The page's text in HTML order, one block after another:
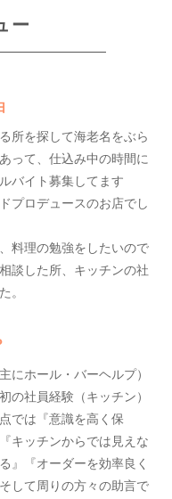
ー
所を探して海老名をぶら
って、仕込み中の時間に
バイト募集してます
プロデュースのお店でし
料理の勉強をしたいので
談した所、キッチンの社
。
にホール・バーヘルプ）
の社員経験（キッチン）
では『意識を高く保
キッチンからでは見えな
』『オーダーを効率良く
して周りの方々の助言で